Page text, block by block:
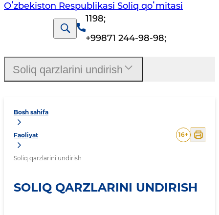
Oʻzbekiston Respublikasi Soliq qoʻmitasi
1198;
+99871 244-98-98;
Bosh sahifa
Faoliyat
Soliq qarzlarini undirish
16+
SOLIQ QARZLARINI UNDIRISH
Soliq qarzlarini undirish